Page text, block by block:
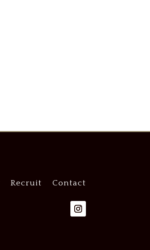
Recruit Contact